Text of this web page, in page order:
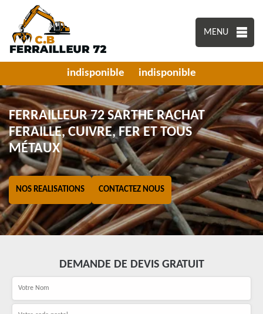
MENU
indisponible indisponible
FERRAILLEUR 72 SARTHE RACHAT
FERAILLE, CUIVRE, FER ET TOUS
MÉTAUX
NOS REALISATIONS CONTACTEZ NOUS
DEMANDE DE DEVIS GRATUIT